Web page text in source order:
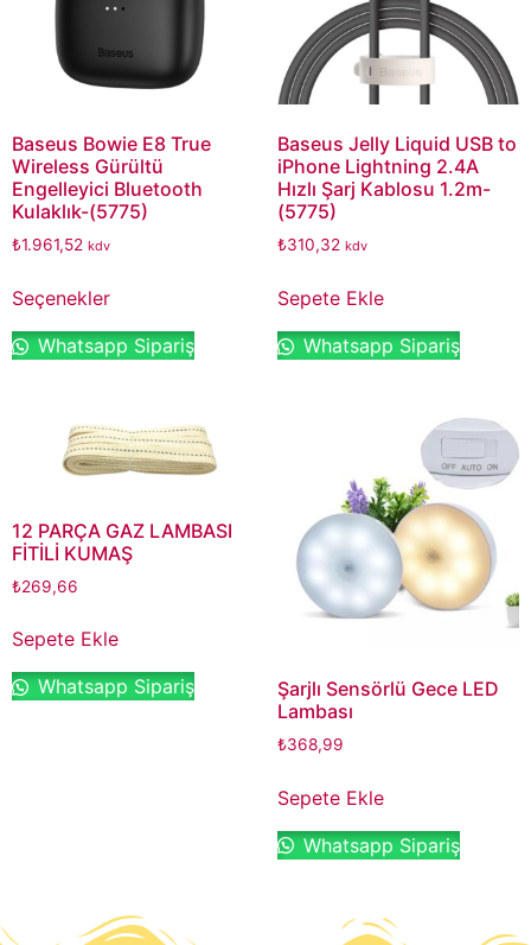
Baseus Bowie E8 True
Wireless Gürültü
Engelleyici Bluetooth
Kulaklık-(5775)
₺1.961,52 kdv
Seçenekler
Whatsapp Sipariş
Baseus Jelly Liquid USB to
iPhone Lightning 2.4A
Hızlı Şarj Kablosu 1.2m-
(5775)
₺310,32 kdv
Sepete Ekle
Whatsapp Sipariş
12 PARÇA GAZ LAMBASI
FİTİLİ KUMAŞ
₺269,66
Sepete Ekle
Whatsapp Sipariş
Şarjlı Sensörlü Gece LED
Lambası
₺368,99
Sepete Ekle
Whatsapp Sipariş